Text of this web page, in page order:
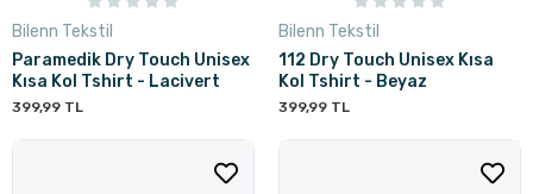
Bilenn Tekstil
Paramedik Dry Touch Unisex
Kısa Kol Tshirt - Lacivert
399,99 TL
Bilenn Tekstil
112 Dry Touch Unisex Kısa
Kol Tshirt - Beyaz
399,99 TL